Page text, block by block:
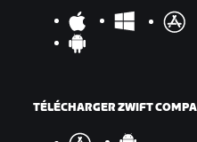
TÉLÉCHARGER ZWIFT